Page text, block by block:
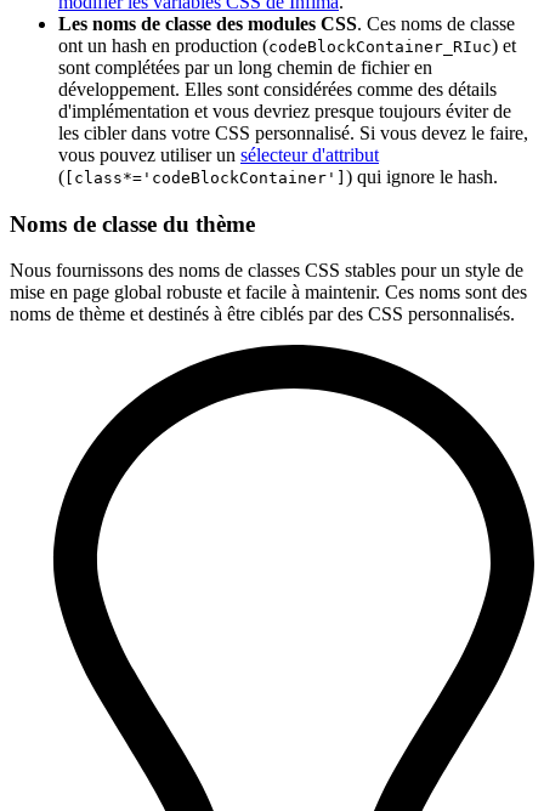
Les noms de classe des modules CSS. Ces noms de classe
ont un hash en production (codeBlockContainer_RIuc) et
sont complétées par un long chemin de fichier en
développement. Elles sont considérées comme des détails
d'implémentation et vous devriez presque toujours éviter de
les cibler dans votre CSS personnalisé. Si vous devez le faire,
vous pouvez utiliser un sélecteur d'attribut
( [class*='codeBlockContainer'] ) qui ignore le hash.
Noms de classe du thème
Nous fournissons des noms de classes CSS stables pour un style de
mise en page global robuste et facile à maintenir. Ces noms sont des
noms de thème et destinés à être ciblés par des CSS personnalisés.